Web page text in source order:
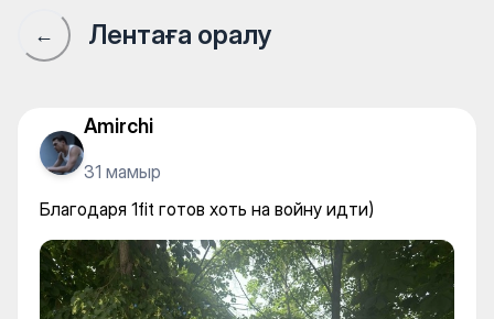
← Лентаға оралу
Amirchi
31 мамыр
Благодаря 1fit готов хоть на войну идти)